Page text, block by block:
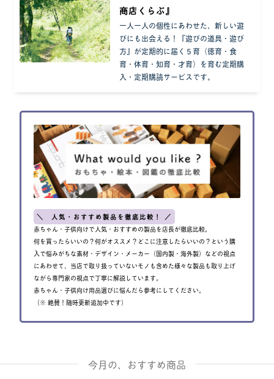
商店くらぶ』
一人一人の個性にあわせた、新しい遊
びにも出会える！『遊びの道具・遊び
方』が定期的に届く５育（徳育・食
育・体育・知育・才育）を育む定期購
入・定期購読サービスです。
＼ 人気・おすすめ製品を徹底比較！ ／
赤ちゃん・子供向けで人気・おすすめの製品を店長が徹底比較。
何を買ったらいいの？何がオススメ？どこに注意したらいいの？という購
入で悩みがちな素材・デザイン・メーカー（国内製・海外製）などの視点
にあわせて、当店で取り扱っていないモノも含めた様々な製品も取り上げ
ながら専門家の視点で丁寧に解説しています。
赤ちゃん・子供向け用品選びに悩んだら参考にしてください。
（※ 絶賛！随時更新追加中です）
今月の、おすすめ商品